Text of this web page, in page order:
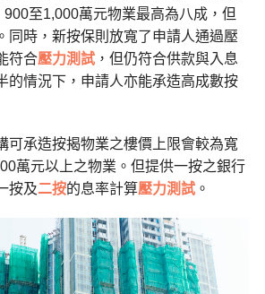
至1,000萬元物業最高為八成，但
同時，新按保則放寬了申請人通過壓
符合壓力測試，但仍符合供款與入息
的情況下，申請人亦能承造高成數按
可承造按揭物業之樓價上限會較為寬
萬元以上之物業。但提供一按之銀行
按及二按的息率計算壓力測試。